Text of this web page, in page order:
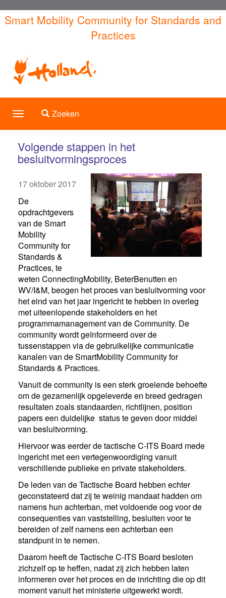
Overslaan
en
inhoud
gaan
Smart Mobility Community for Standards and
Practices
ToggleToggle search
Zoeken
Volgende stappen in het
besluitvormingsproces
17 oktober 2017
De
opdrachtgevers
van de Smart
Mobility
Community for
Standards &
Practices, te
weten ConnectingMobility, BeterBenutten en
WV/I&M, beogen het proces van besluitvorming voor
het eind van het jaar ingericht te hebben in overleg
met uiteenlopende stakeholders en het
programmamanagement van de Community. De
community wordt geïnformeerd over de
tussenstappen via de gebruikelijke communicatie
kanalen van de SmartMobility Community for
Standards & Practices.
Vanuit de community is een sterk groeiende behoefte
om de gezamenlijk opgeleverde en breed gedragen
resultaten zoals standaarden, richtlijnen, position
papers een duidelijke status te geven door middel
van besluitvorming.
Hiervoor was eerder de tactische C-ITS Board mede
ingericht met een vertegenwoordiging vanuit
verschillende publieke en private stakeholders.
De leden van de Tactische Board hebben echter
geconstateerd dat zij te weinig mandaat hadden om
namens hun achterban, met voldoende oog voor de
consequenties van vaststelling, besluiten voor te
bereiden of zelf namens een achterban een
standpunt in te nemen.
Daarom heeft de Tactische C-ITS Board besloten
zichzelf op te heffen, nadat zij zich hebben laten
informeren over het proces en de inrichting die op dit
moment vanuit het ministerie uitgewerkt wordt.